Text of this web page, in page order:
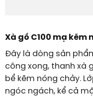
Xà gồ C100 mạ kẽm
Đây là dòng sản
công xong, thanh xà
bể kẽm nóng chảy.
ngóc ngách, kể cả